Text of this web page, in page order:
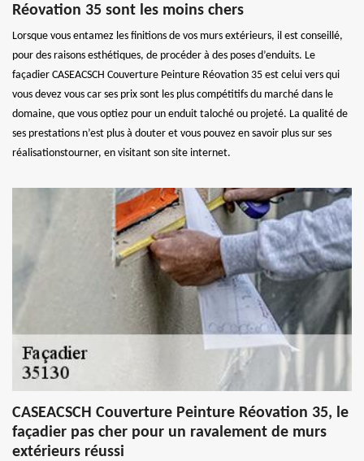
Réovation 35 sont les moins chers
Lorsque vous entamez les finitions de vos murs extérieurs, il est conseillé,
pour des raisons esthétiques, de procéder à des poses d’enduits. Le
façadier CASEACSCH Couverture Peinture Réovation 35 est celui vers qui
vous devez vous car ses prix sont les plus compétitifs du marché dans le
domaine, que vous optiez pour un enduit taloché ou projeté. La qualité de
ses prestations n’est plus à douter et vous pouvez en savoir plus sur ses
réalisationstourner, en visitant son site internet.
CASEACSCH Couverture Peinture Réovation 35, le
façadier pas cher pour un ravalement de murs
extérieurs réussi